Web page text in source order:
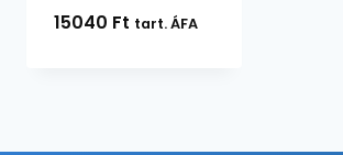
15040 Ft tart. ÁFA